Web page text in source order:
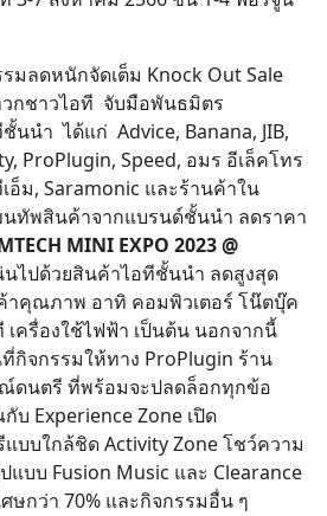
มลดหนักจัดเต็ม Knock Out Sale
วกชาวไอที จับมือพันธมิตร
นำ ได้แก่ Advice, Banana, JIB,
ProPlugin, Speed, อมร อีเล็คโทร
อ็ม, Saramonic และร้านค้าใน
ทัพสินค้าจากแบรนด์ชั้นนำ ลดราคา
MINI EXPO 2023 @
ไปด้วยสินค้าไอทีชั้นนำ ลดสูงสุด
าคุณภาพ อาทิ คอมพิวเตอร์ โน๊ตบุ๊ค
ครื่องใช้ไฟฟ้า เป็นต้น นอกจากนี้
กิจกรรมให้ทาง ProPlugin ร้าน
ดนตรี ที่พร้อมจะปลดล็อกทุกข้อ
Experience Zone เปิด
บบใกล้ชิด Activity Zone โชว์ความ
บบ Fusion Music และ Clearance
ษกว่า 70% และกิจกรรมอื่น ๆ